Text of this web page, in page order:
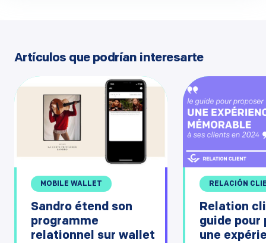
Artículos que podrían interesarte
MOBILE WALLET
Sandro étend son
programme
relationnel sur wallet
RELACIÓN
Relation
guide pour
une